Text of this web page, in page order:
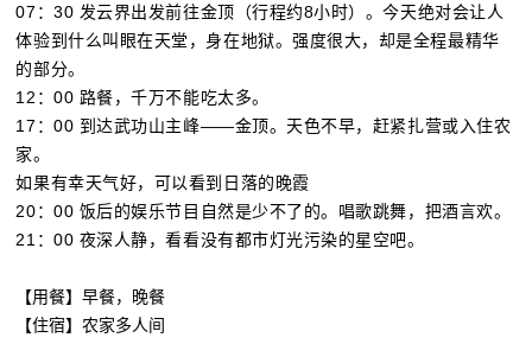
07：30 发云界出发前往金顶（行程约8小时）。今天绝对会让人
体验到什么叫眼在天堂，身在地狱。强度很大，却是全程最精华
的部分。
12：00 路餐，千万不能吃太多。
17：00 到达武功山主峰——金顶。天色不早，赶紧扎营或入住农
家。
如果有幸天气好，可以看到日落的晚霞
20：00 饭后的娱乐节目自然是少不了的。唱歌跳舞，把酒言欢。
21：00 夜深人静，看看没有都市灯光污染的星空吧。
【用餐】早餐，晚餐
【住宿】农家多人间